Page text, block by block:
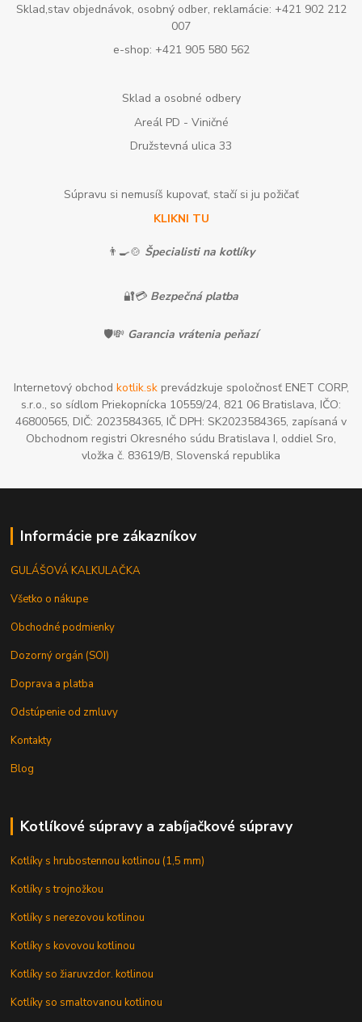
Sklad,stav objednávok, osobný odber, reklamácie: +421 902 212
007
e-shop: +421 905 580 562
Sklad a osobné odbery
Areál PD - Viničné
Družstevná ulica 33
Súpravu si nemusíš kupovať, stačí si ju požičať
KLIKNI TU
👨‍🍳🍲 Špecialisti na kotlíky
🔐💳 Bezpečná platba
🛡️💸 Garancia vrátenia peňazí
Internetový obchod kotlik.skprevádzkuje spoločnosť ENET CORP,
s.r.o., so sídlom Priekopnícka 10559/24, 821 06 Bratislava, IČO:
46800565, DIČ: 2023584365, IČ DPH: SK2023584365, zapísaná v
Obchodnom registri Okresného súdu Bratislava I, oddiel Sro,
vložka č. 83619/B, Slovenská republika
Informácie pre zákazníkov
GULÁŠOVÁ KALKULAČKA
Všetko o nákupe
Obchodné podmienky
Dozorný orgán (SOI)
Doprava a platba
Odstúpenie od zmluvy
Kontakty
Blog
Kotlíkové súpravy a zabíjačkové súpravy
Kotlíky s hrubostennou kotlinou (1,5 mm)
Kotlíky s trojnožkou
Kotlíky s nerezovou kotlinou
Kotlíky s kovovou kotlinou
Kotlíky so žiaruvzdor. kotlinou
Kotlíky so smaltovanou kotlinou